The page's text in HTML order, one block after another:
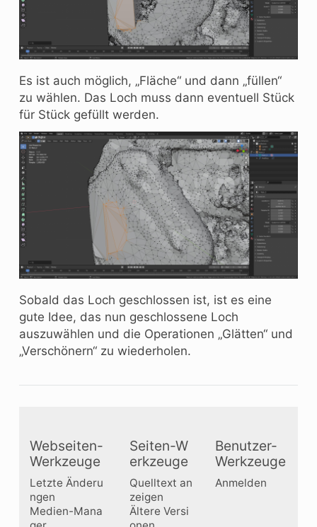
Es ist auch möglich, „Fläche“ und dann „füllen“
zu wählen. Das Loch muss dann eventuell Stück
für Stück gefüllt werden.
Sobald das Loch geschlossen ist, ist es eine
gute Idee, das nun geschlossene Loch
auszuwählen und die Operationen „Glätten“ und
„Verschönern“ zu wiederholen.
Webseiten-
Werkzeuge
Letzte Änderu
ngen
Medien-Mana
Seiten-W
erkzeuge
Quelltext an
zeigen
Ältere Versi
Benutzer-
Werkzeuge
Anmelden